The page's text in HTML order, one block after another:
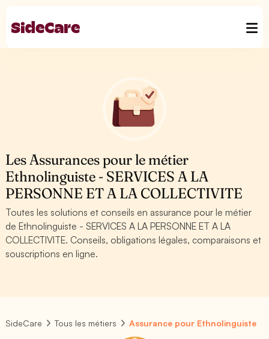
Les Assurances pour le métier
Ethnolinguiste - SERVICES A LA
PERSONNE ET A LA COLLECTIVITE
Toutes les solutions et conseils en assurance pour le métier
de Ethnolinguiste - SERVICES A LA PERSONNE ET A LA
COLLECTIVITE. Conseils, obligations légales, comparaisons et
souscriptions en ligne.
SideCare Tous les métiers Assurance pour Ethnolinguiste